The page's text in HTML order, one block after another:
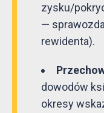
zysku/
—
rewidenta).
dowodów
okresy